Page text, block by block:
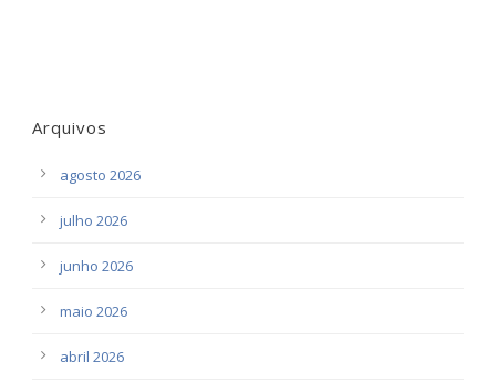
Arquivos
agosto 2026
julho 2026
junho 2026
maio 2026
abril 2026